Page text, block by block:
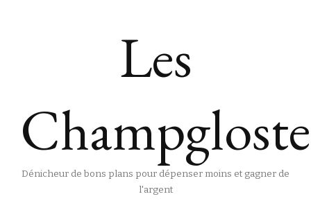
Les
Dénicheur de bons plans pour dépenser moins et gagner de
l'argent